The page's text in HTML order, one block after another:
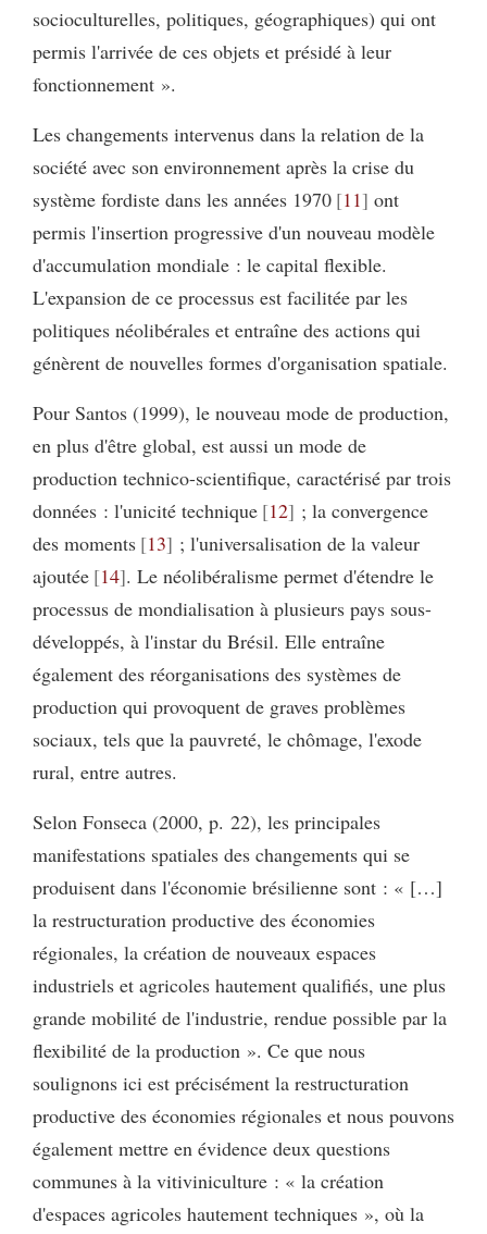
socioculturelles, politiques, géographiques) qui ont
permis l'arrivée de ces objets et présidé à leur
fonctionnement ».
Les changements intervenus dans la relation de la
société avec son environnement après la crise du
système fordiste dans les années 1970 11 ont
permis l'insertion progressive d'un nouveau modèle
d'accumulation mondiale : le capital flexible.
L'expansion de ce processus est facilitée par les
politiques néolibérales et entraîne des actions qui
génèrent de nouvelles formes d'organisation spatiale.
Pour Santos (1999), le nouveau mode de production,
en plus d'être global, est aussi un mode de
production technico-scientifique, caractérisé par trois
données : l'unicité technique 12 ; la convergence
des moments 13 ; l'universalisation de la valeur
ajoutée 14 . Le néolibéralisme permet d'étendre le
processus de mondialisation à plusieurs pays sous-
développés, à l'instar du Brésil. Elle entraîne
également des réorganisations des systèmes de
production qui provoquent de graves problèmes
sociaux, tels que la pauvreté, le chômage, l'exode
rural, entre autres.
Selon Fonseca (2000, p. 22), les principales
manifestations spatiales des changements qui se
produisent dans l'économie brésilienne sont : « […]
la restructuration productive des économies
régionales, la création de nouveaux espaces
industriels et agricoles hautement qualifiés, une plus
grande mobilité de l'industrie, rendue possible par la
flexibilité de la production ». Ce que nous
soulignons ici est précisément la restructuration
productive des économies régionales et nous pouvons
également mettre en évidence deux questions
communes à la vitiviniculture : « la création
d'espaces agricoles hautement techniques », où la